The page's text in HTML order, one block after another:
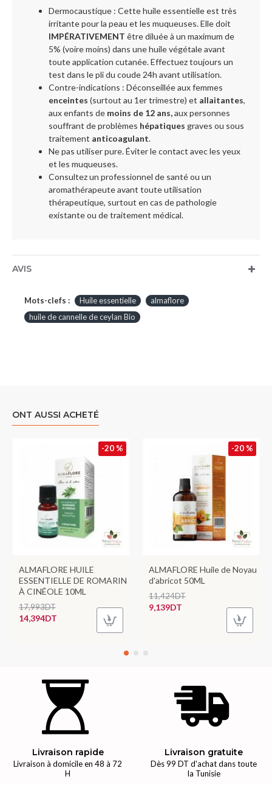
Dermocaustique : Cette huile essentielle est très
irritante pour la peau et les muqueuses. Elle doit
IMPÉRATIVEMENT être diluée à un maximum de
5% (voire moins) dans une huile végétale avant
toute application cutanée. Effectuez toujours un
test dans le pli du coude 24h avant utilisation.
Contre-indications : Déconseillée aux femmes
enceintes (surtout au 1er trimestre) et allaitantes,
aux enfants de moins de 12 ans,aux personnes
souffrant de problèmes hépatiques graves ou sous
traitement anticoagulant.
Ne pas utiliser pure. Éviter le contact avec les yeux
et les muqueuses.
Consultez un professionnel de santé ou un
aromathérapeute avant toute utilisation
thérapeutique, surtout en cas de pathologie
existante ou de traitement médical.
AVIS
Mots-clefs : Huile essentielle
almaflore
huile de cannelle de ceylan Bio
ONT AUSSI ACHETÉ
-20 %
ALMAFLORE HUILE
ESSENTIELLE DE ROMARIN
À CINÉOLE 10ML
14,394DT
17,993DT
-20 %
ALMAFLORE Huile de Noyau
d'abricot 50ML
9,139DT
11,424DT
Livraison rapide
Livraison à domicile en 48 à 72
H
Livraison gratuite
Dès 99 DT d'achat dans toute
la Tunisie